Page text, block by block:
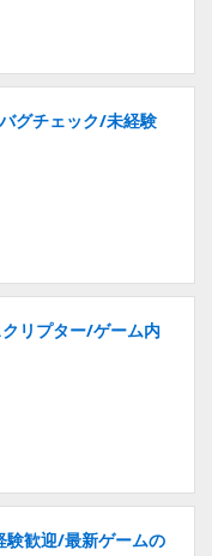
グチェック/未経験
リプター/ゲーム内
験歓迎/最新ゲームの